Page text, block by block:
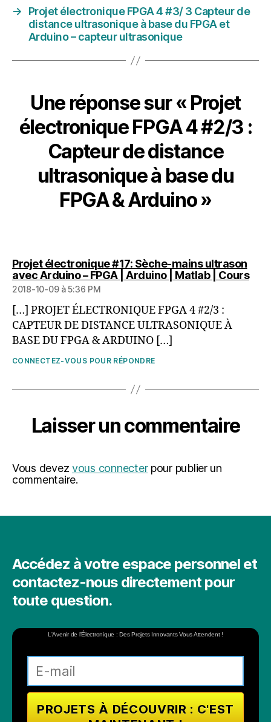
→
Projet électronique FPGA 4 #3/ 3 Capteur de
distance ultrasonique à base du FPGA et
Arduino – capteur ultrasonique
Une réponse sur « Projet
électronique FPGA 4 #2/3 :
Capteur de distance
ultrasonique à base du
FPGA & Arduino »
Projet électronique #17: Sèche-mains ultrason
avec Arduino – FPGA | Arduino | Matlab | Coursdit :
2018-10-09 à 5:36 PM
[…] PROJET ÉLECTRONIQUE FPGA 4 #2/3 :
CAPTEUR DE DISTANCE ULTRASONIQUE À
BASE DU FPGA & ARDUINO […]
CONNECTEZ-VOUS POUR RÉPONDRE
Laisser un commentaire
Vous devezvous connecterpour publier un
commentaire.
Accédez à votre espace personnel et
contactez-nous directement pour
toute question.
L'Avenir de l'Électronique : Des Projets Innovants Vous Attendent !